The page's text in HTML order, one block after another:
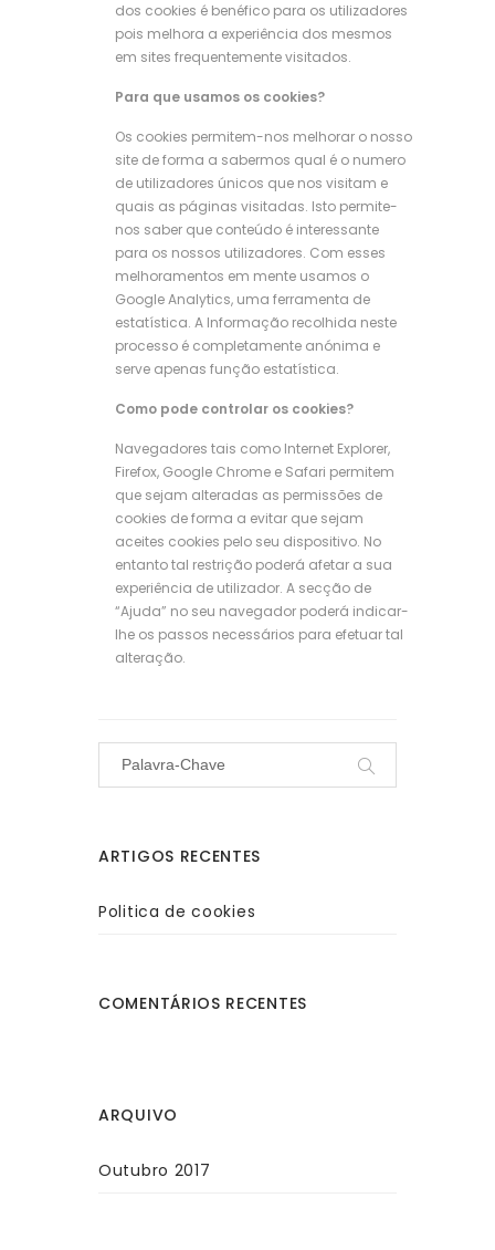
dos cookies é benéfico para os utilizadores
pois melhora a experiência dos mesmos
em sites frequentemente visitados.
Para que usamos os cookies?
Os cookies permitem-nos melhorar o nosso
site de forma a sabermos qual é o numero
de utilizadores únicos que nos visitam e
quais as páginas visitadas. Isto permite-
nos saber que conteúdo é interessante
para os nossos utilizadores. Com esses
melhoramentos em mente usamos o
Google Analytics, uma ferramenta de
estatística. A Informação recolhida neste
processo é completamente anónima e
serve apenas função estatística.
Como pode controlar os cookies?
Navegadores tais como Internet Explorer,
Firefox, Google Chrome e Safari permitem
que sejam alteradas as permissões de
cookies de forma a evitar que sejam
aceites cookies pelo seu dispositivo. No
entanto tal restrição poderá afetar a sua
experiência de utilizador. A secção de
“Ajuda” no seu navegador poderá indicar-
lhe os passos necessários para efetuar tal
alteração.
ARTIGOS RECENTES
Politica de cookies
COMENTÁRIOS RECENTES
ARQUIVO
Outubro 2017